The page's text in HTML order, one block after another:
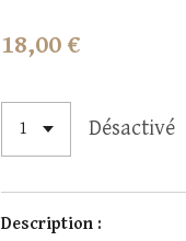
18,00 €
Désactivé
Description :